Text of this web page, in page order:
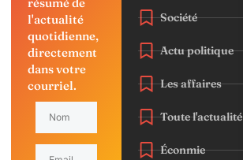
l'actualité
quotidienne,
directement
dans votre
courriel.
Société
Actu politique
Les affaires
Toute l'actualité
Éconmie